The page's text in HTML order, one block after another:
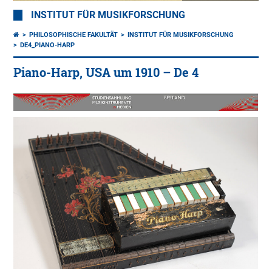
INSTITUT FÜR MUSIKFORSCHUNG
PHILOSOPHISCHE FAKULTÄT
INSTITUT FÜR MUSIKFORSCHUNG
DE4_PIANO-HARP
Piano-Harp, USA um 1910 – De 4